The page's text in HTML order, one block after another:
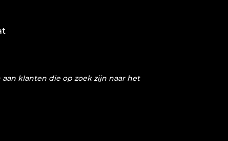
klanten die op zoek zijn naar het